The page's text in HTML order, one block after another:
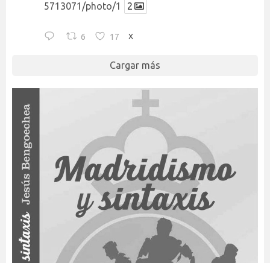
5713071/photo/1
2
6 17 X
Cargar más